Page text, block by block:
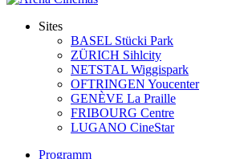
Sites
BASEL Stücki Park
ZÜRICH Sihlcity
NETSTAL Wiggispark
OFTRINGEN Youcenter
GENÈVE La Praille
FRIBOURG Centre
LUGANO CineStar
Programm